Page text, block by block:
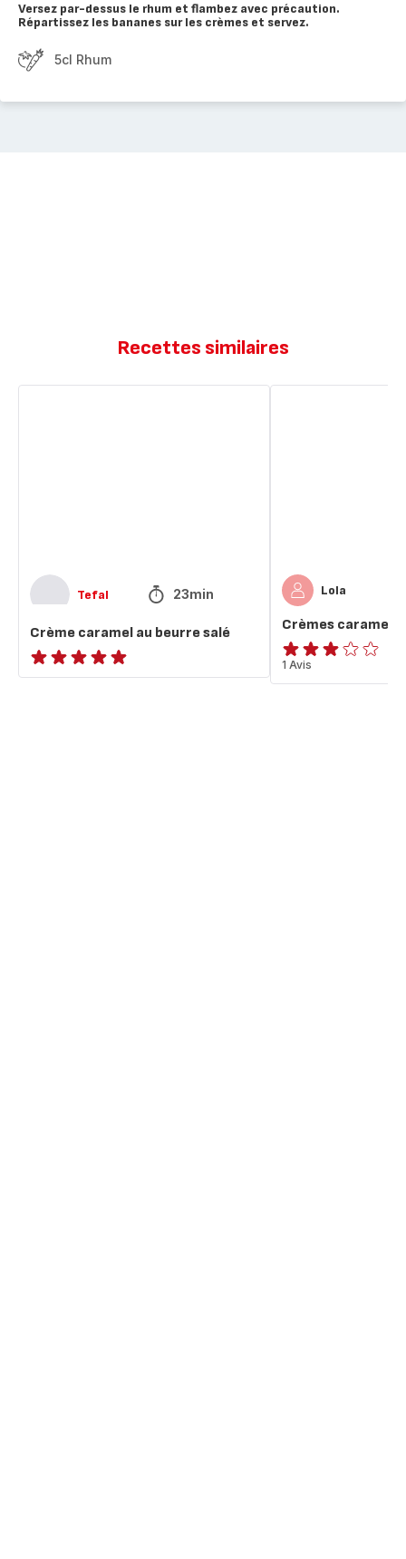
Versez par-dessus le rhum et flambez avec précaution.
Répartissez les bananes sur les crèmes et servez.
5cl Rhum
Recettes similaires
Tefal 23min
Crème caramel au beurre salé
ratings.NaN
Lola
Crèmes caramel
Avis
3
1 Avis